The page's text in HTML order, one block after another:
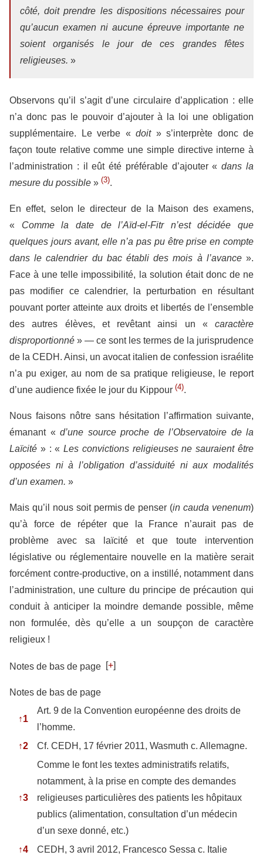
côté, doit prendre les dispositions nécessaires pour
qu’aucun examen ni aucune épreuve importante ne
soient organisés le jour de ces grandes fêtes
religieuses. »
Observons qu’il s’agit d’une circulaire d’application : elle
n’a donc pas le pouvoir d’ajouter à la loi une obligation
supplémentaire. Le verbe « doit » s’interprète donc de
façon toute relative comme une simple directive interne à
l’administration : il eût été préférable d’ajouter « dans la
mesure du possible » (3).
En effet, selon le directeur de la Maison des examens,
« Comme la date de l’Aïd-el-Fitr n’est décidée que
quelques jours avant, elle n’a pas pu être prise en compte
dans le calendrier du bac établi des mois à l’avance ».
Face à une telle impossibilité, la solution était donc de ne
pas modifier ce calendrier, la perturbation en résultant
pouvant porter atteinte aux droits et libertés de l’ensemble
des autres élèves, et revêtant ainsi un « caractère
disproportionné » — ce sont les termes de la jurisprudence
de la CEDH. Ainsi, un avocat italien de confession israélite
n’a pu exiger, au nom de sa pratique religieuse, le report
d’une audience fixée le jour du Kippour (4).
Nous faisons nôtre sans hésitation l’affirmation suivante,
émanant « d’une source proche de l’Observatoire de la
Laïcité » : « Les convictions religieuses ne sauraient être
opposées ni à l’obligation d’assiduité ni aux modalités
d’un examen. »
Mais qu’il nous soit permis de penser (in cauda venenum)
qu’à force de répéter que la France n’aurait pas de
problème avec sa laïcité et que toute intervention
législative ou réglementaire nouvelle en la matière serait
forcément contre-productive, on a instillé, notamment dans
l’administration, une culture du principe de précaution qui
conduit à anticiper la moindre demande possible, même
non formulée, dès qu’elle a un soupçon de caractère
religieux !
Notes de bas de page [+]
Notes de bas de page
↑1
Art. 9 de la Convention européenne des droits de
l’homme.
↑2 Cf. CEDH, 17 février 2011, Wasmuth c. Allemagne.
↑3
Comme le font les textes administratifs relatifs,
notamment, à la prise en compte des demandes
religieuses particulières des patients les hôpitaux
publics (alimentation, consultation d’un médecin
d’un sexe donné, etc.)
↑4 CEDH, 3 avril 2012, Francesco Sessa c. Italie